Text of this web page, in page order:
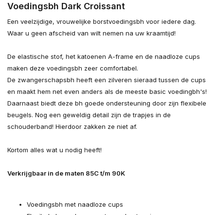
Voedingsbh Dark Croissant
Een veelzijdige, vrouwelijke borstvoedingsbh voor iedere dag.
Waar u geen afscheid van wilt nemen na uw kraamtijd!
De elastische stof, het katoenen A-frame en de naadloze cups
maken deze voedingsbh zeer comfortabel.
De zwangerschapsbh heeft een zilveren sieraad tussen de cups
en maakt hem net even anders als de meeste basic voedingbh's!
Daarnaast biedt deze bh goede ondersteuning door zijn flexibele
beugels. Nog een geweldig detail zijn de trapjes in de
schouderband! Hierdoor zakken ze niet af.
Kortom alles wat u nodig heeft!
Verkrijgbaar in de maten 85C t/m 90K
Voedingsbh met naadloze cups